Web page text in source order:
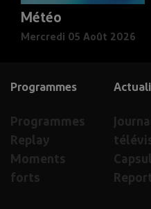
Météo
Mercredi 05 Août 2026
Programmes
Programmes
Replay
Moments
forts